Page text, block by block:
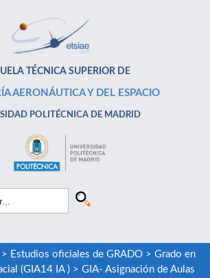
TÉCNICA SUPERIOR DE
AERONÁUTICA Y DEL ESPACIO
POLITÉCNICA DE MADRID
> Estudios oficiales de GRADO> Grado en
(GIA14 IA )> GIA- Asignación de Aulas